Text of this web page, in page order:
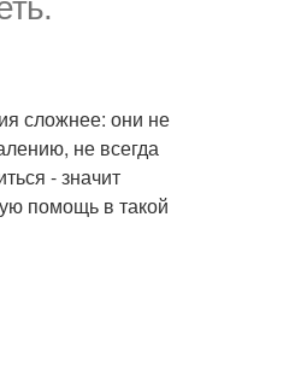
сложнее: они не
не всегда
- значит
помощь в такой